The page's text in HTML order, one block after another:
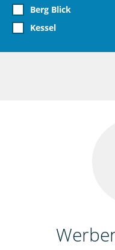
Berg Blick
Kessel